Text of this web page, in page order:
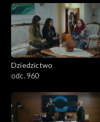
Dziedzictwo
odc. 960